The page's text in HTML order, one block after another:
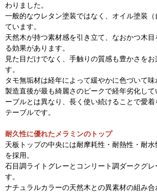
わりました。
一般的なウレタン塗装ではなく、オイル塗装
ています。
天然木が持つ素材感を引き立て、なおかつ木
る効果があります。
見た目だけでなく、手触りの質感も豊かさをお
す。
タモ無垢材は経年によって緩やかに色づいて味
製造直後が最も綺麗さのピークで経年劣化し
ーブルとは異なり、長く使い続けることで愛
テーブルです。
耐久性に優れたメラミンのトップ
天板トップの中央には耐摩耗性・耐熱性・耐
を採用。
石目調ライトグレーとコンリート調ダークグレ
す。
ナチュラルカラーの天然木との異素材の組み合